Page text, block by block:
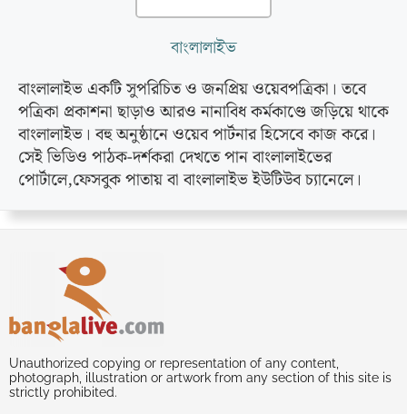
বাংলালাইভ
বাংলালাইভ একটি সুপরিচিত ও জনপ্রিয় ওয়েবপত্রিকা। তবে
পত্রিকা প্রকাশনা ছাড়াও আরও নানাবিধ কর্মকাণ্ডে জড়িয়ে থাকে
বাংলালাইভ। বহু অনুষ্ঠানে ওয়েব পার্টনার হিসেবে কাজ করে।
সেই ভিডিও পাঠক-দর্শকরা দেখতে পান বাংলালাইভের
পোর্টালে,ফেসবুক পাতায় বা বাংলালাইভ ইউটিউব চ্যানেলে।
Unauthorized copying or representation of any content,
photograph, illustration or artwork from any section of this site is
strictly prohibited.